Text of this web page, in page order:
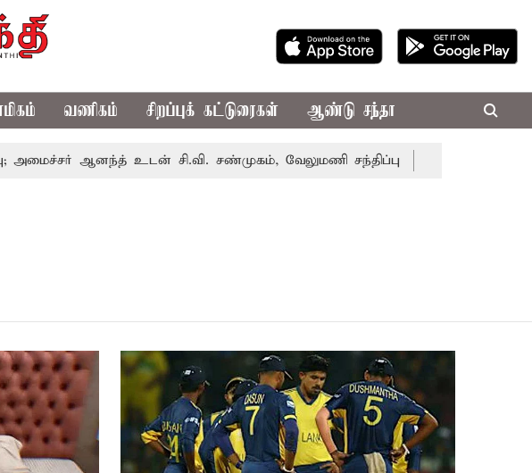
வணிகம் சிறப்புக் கட்டுரைகள் ஆண்டு சந்தா
ஆனந்த் உடன் சி.வி. சண்முகம், வேலுமணி சந்திப்பு மண் வளம் பாதுகாக்க